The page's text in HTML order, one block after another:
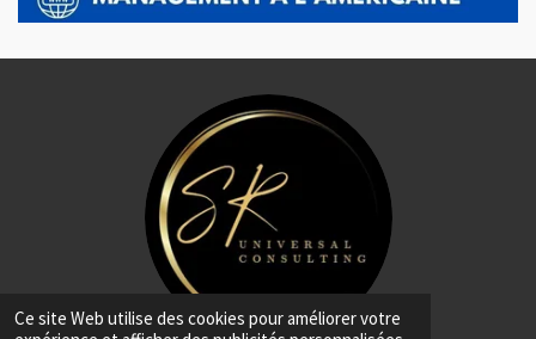
Ce site Web utilise des cookies pour améliorer votre